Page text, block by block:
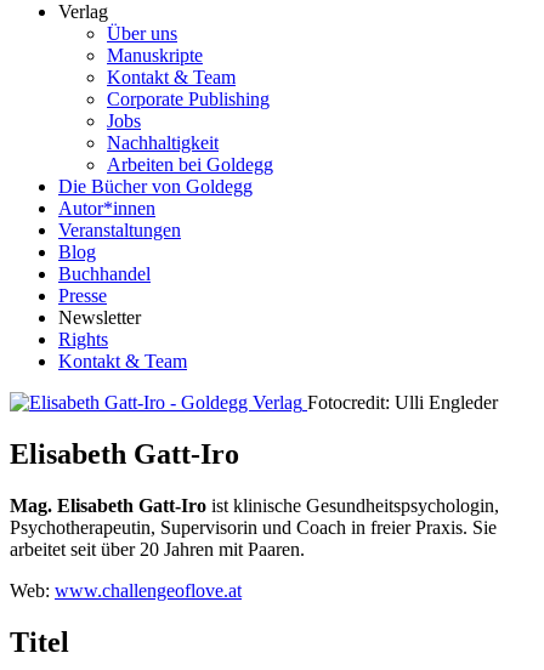
Verlag
Über uns
Manuskripte
Kontakt & Team
Corporate Publishing
Jobs
Nachhaltigkeit
Arbeiten bei Goldegg
Die Bücher von Goldegg
Autor*innen
Veranstaltungen
Blog
Buchhandel
Presse
Newsletter
Rights
Kontakt & Team
Fotocredit: Ulli Engleder
Elisabeth Gatt-Iro
Mag. Elisabeth Gatt-Iro ist klinische Gesundheitspsychologin,
Psychotherapeutin, Supervisorin und Coach in freier Praxis. Sie
arbeitet seit über 20 Jahren mit Paaren.
Web: www.challengeoflove.at
Titel